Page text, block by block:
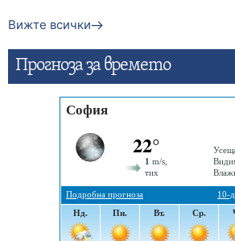
Вижте всички
Прогнозa за времето